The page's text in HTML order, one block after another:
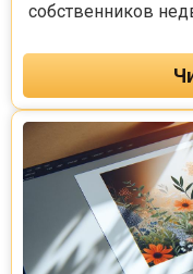
собственников